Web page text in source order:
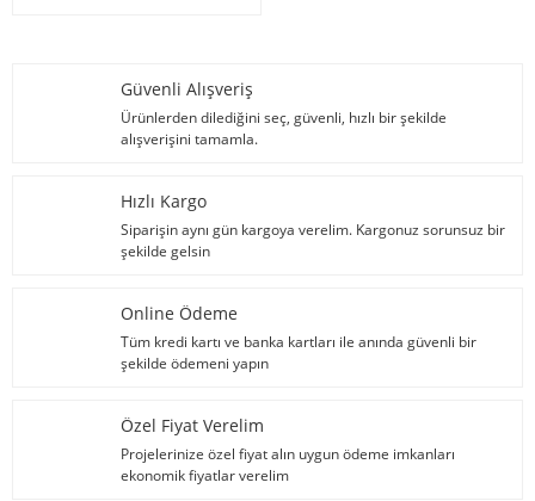
Güvenli Alışveriş
Ürünlerden dilediğini seç, güvenli, hızlı bir şekilde
alışverişini tamamla.
Hızlı Kargo
Siparişin aynı gün kargoya verelim. Kargonuz sorunsuz bir
şekilde gelsin
Online Ödeme
Tüm kredi kartı ve banka kartları ile anında güvenli bir
şekilde ödemeni yapın
Özel Fiyat Verelim
Projelerinize özel fiyat alın uygun ödeme imkanları
ekonomik fiyatlar verelim